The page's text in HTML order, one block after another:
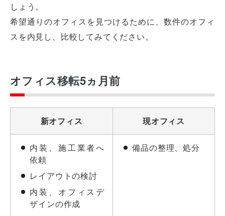
しょう。
希望通りのオフィスを見つけるために、数件のオフィ
スを内見し、比較してみてください。
オフィス移転5ヵ月前
新オフィス 現オフィス
内装、施工業者へ
依頼
レイアウトの検討
内装、オフィスデ
ザインの作成
備品の整理、処分